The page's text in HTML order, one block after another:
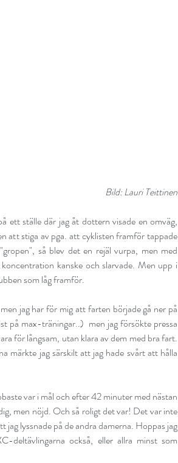
Bild: Lauri Teittinen
ett ställe där jag åt dottern visade en omväg,
att stiga av pga. att cyklisten framför tappade
så blev det en rejäl vurpa, men med
kanske och slarvade. Men upp i
som låg framför.
jag har för mig att farten började gå ner på
på max-träningar..)  men jag försökte pressa
för långsam, utan klara av dem med bra fart.
märkte jag särskilt att jag hade svårt att hålla
var i mål och efter 42 minuter med nästan
men nöjd. Och så roligt det var! Det var inte
jag lyssnade på de andra damerna. Hoppas jag
deltävlingarna också, eller allra minst som